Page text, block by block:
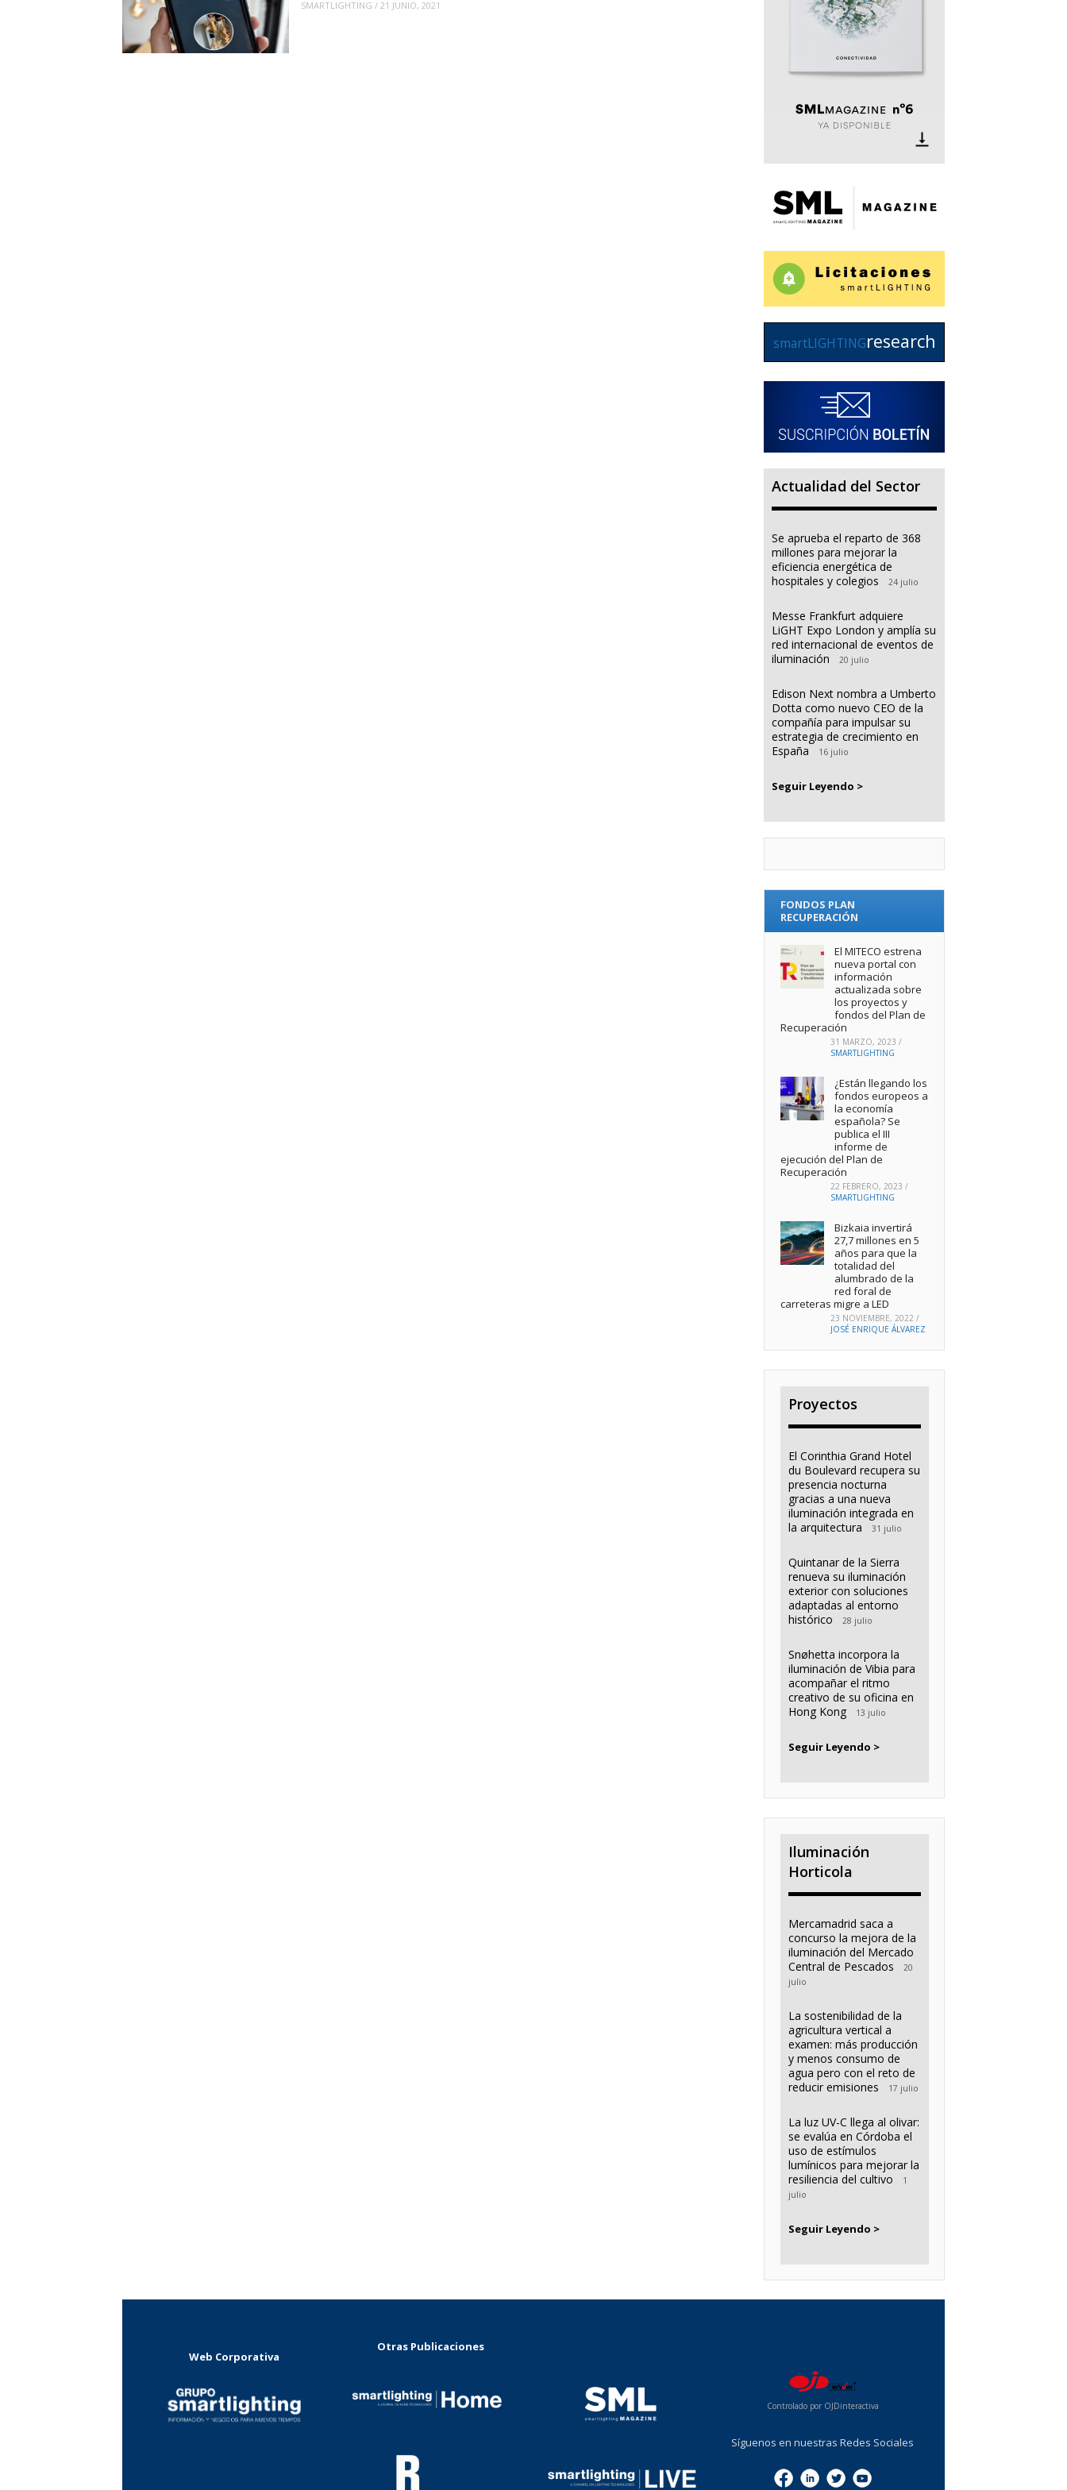
SMARTLIGHTING / 21 JUNIO, 2021
smartLIGHTINGresearch
Actualidad del Sector
Se aprueba el reparto de 368
millones para mejorar la
eficiencia energética de
hospitales y colegios
24 julio
Messe Frankfurt adquiere
LiGHT Expo London y amplía su
red internacional de eventos de
iluminación
20 julio
Edison Next nombra a Umberto
Dotta como nuevo CEO de la
compañía para impulsar su
estrategia de crecimiento en
España
16 julio
Seguir Leyendo >
FONDOS PLAN
RECUPERACIÓN
El MITECO estrena
nueva portal con
información
actualizada sobre
los proyectos y
fondos del Plan de
Recuperación
31 MARZO, 2023 /
SMARTLIGHTING
¿Están llegando los
fondos europeos a
la economía
española? Se
publica el III
informe de
ejecución del Plan de
Recuperación
22 FEBRERO, 2023 /
SMARTLIGHTING
Bizkaia invertirá
27,7 millones en 5
años para que la
totalidad del
alumbrado de la
red foral de
carreteras migre a LED
23 NOVIEMBRE, 2022 /
JOSÉ ENRIQUE ÁLVAREZ
Proyectos
El Corinthia Grand Hotel
du Boulevard recupera su
presencia nocturna
gracias a una nueva
iluminación integrada en
la arquitectura
31 julio
Quintanar de la Sierra
renueva su iluminación
exterior con soluciones
adaptadas al entorno
histórico
28 julio
Snøhetta incorpora la
iluminación de Vibia para
acompañar el ritmo
creativo de su oficina en
Hong Kong
13 julio
Seguir Leyendo >
Iluminación
Horticola
Mercamadrid saca a
concurso la mejora de la
iluminación del Mercado
Central de Pescados
20
julio
La sostenibilidad de la
agricultura vertical a
examen: más producción
y menos consumo de
agua pero con el reto de
reducir emisiones
17 julio
La luz UV-C llega al olivar:
se evalúa en Córdoba el
uso de estímulos
lumínicos para mejorar la
resiliencia del cultivo
1
julio
Seguir Leyendo >
Web Corporativa
Otras Publicaciones
Controlado por OJDinteractiva
Síguenos en nuestras Redes Sociales